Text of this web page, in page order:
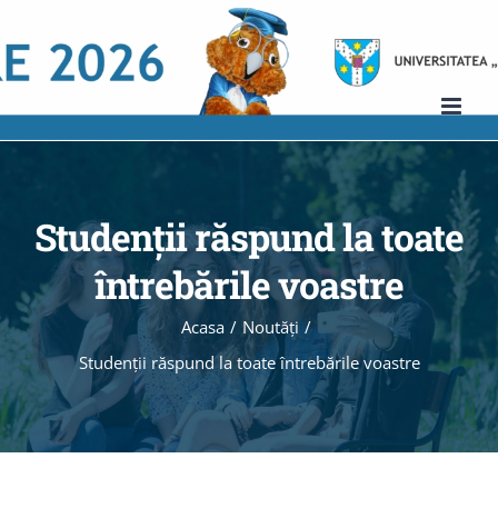
to
content
Studenţii răspund la toate
întrebările voastre
Acasa / Noutăţi /
Studenţii răspund la toate întrebările voastre